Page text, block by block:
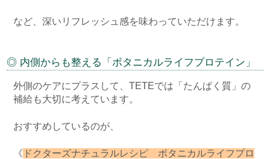
など、深いリフレッシュ感を味わっていただけます。
◎ 内側からも整える「ボタニカルライフプロテイン」
外側のケアにプラスして、TETEでは「たんぱく質」の
補給も大切に考えています。
おすすめしているのが、
《 ドクターズナチュラルレシピ ボタニカルライフプロ